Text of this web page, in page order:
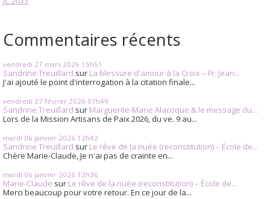
Commentaires récents
vendredi 27 mars 2026 15h51
Sandrine Treuillard sur La blessure d'amour à la Croix – Fr. Jean...
J'ai ajouté le point d'interrogation à la citation finale...
vendredi 27 février 2026 07h49
Sandrine Treuillard sur Marguerite-Marie Alacoque & le message du...
Lors de la Mission Artisans de Paix 2026, du ve. 9 au...
mardi 06 janvier 2026 12h42
Sandrine Treuillard sur Le rêve de la nuée (reconstitution) – École de...
Chère Marie-Claude, Je n'ai pas de crainte en...
mardi 06 janvier 2026 12h36
Marie-Claude sur Le rêve de la nuée (reconstitution) – École de...
Merci beaucoup pour votre retour. En ce jour de la...